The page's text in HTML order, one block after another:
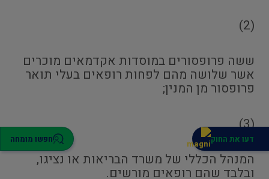
(2)
ששה פרופסורים במוסדות אקדמאים מוכרים
אשר שלושה מהם לפחות רופאים בעלי תואר
פרופסור מן המנין;
(3)
המנהל הכללי של משרד הבריאות או נציגו,
ובלבד שהם רופאים מורשים.
חפשו מומחה דעו את החוק